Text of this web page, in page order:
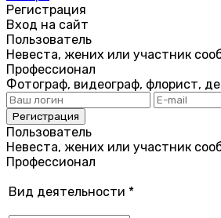
Регистрация
Вход на сайт
Пользователь
Невеста, жених или участник
Профессионал
Фотограф, видеограф, флорист,
Пользователь
Невеста, жених или участник
Профессионал
Вид деятельности *